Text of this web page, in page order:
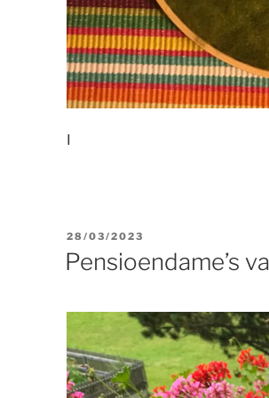
I
GEPLAATST
OP
28/03/2023
Pensioendame’s